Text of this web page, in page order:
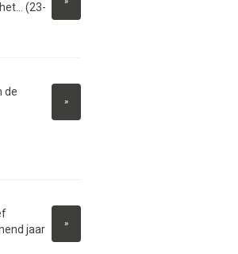
(23-
»
de
»
jaar